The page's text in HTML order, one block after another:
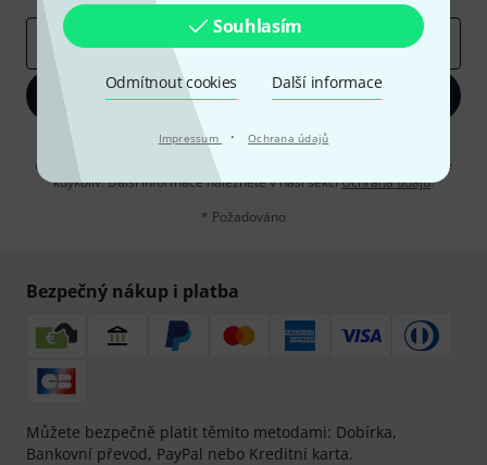
Souhlasím
Odmítnout cookies Další informace
Impressum · Ochrana údajů
E-mailová adresa*
Zaregistrujte se
Kliknutím na "Zaregistrujte se" souhlasíte s přijímáním e-mailových
reklam a měřením chování při používání e-mailů. Odhlášení je možné
kdykoliv. Další informace naleznete v naší sekciOchrana údajů.
* Požadováno
Bezpečný nákup i platba
Můžete bezpečně platit těmito metodami: Dobírka,
Bankovní převod, PayPal nebo Kreditní karta.